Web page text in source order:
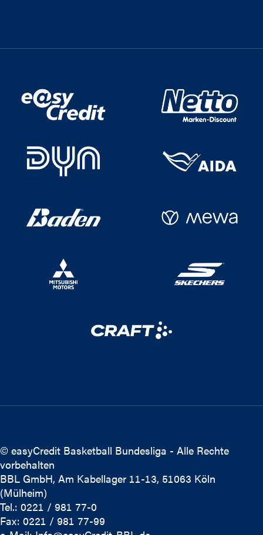
© easyCredit Basketball Bundesliga - Alle Rechte
vorbehalten
BBL GmbH, Am Kabellager 11-13, 51063 Köln
(Mülheim)
Tel.: 0221 / 981 77-0
Fax: 0221 / 981 77-99